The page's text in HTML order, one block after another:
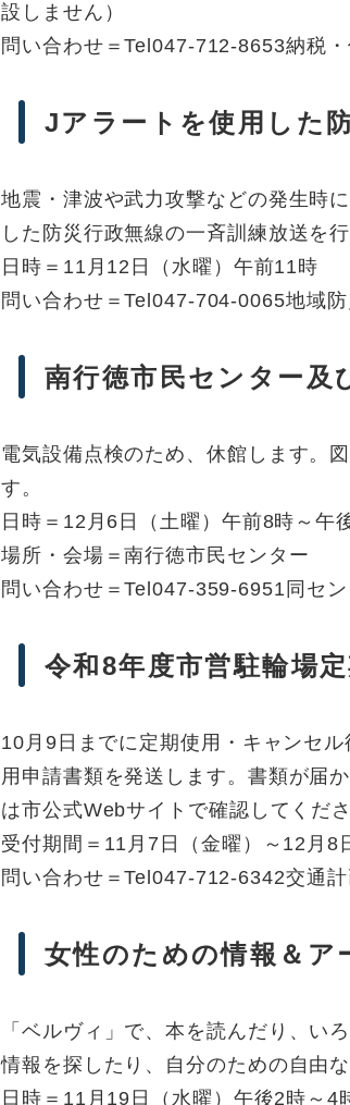
設しません）
問い合わせ＝Tel047-712-8653納税
Jアラートを使用した
地震・津波や武力攻撃などの発生時
した防災行政無線の一斉訓練放送を行
日時＝11月12日（水曜）午前11時
問い合わせ＝Tel047-704-0065地域防
南行徳市民センター及
電気設備点検のため、休館します。
す。
日時＝12月6日（土曜）午前8時～午
場所・会場＝南行徳市民センター
問い合わせ＝Tel047-359-6951同セン
令和8年度市営駐輪場
10月9日までに定期使用・キャンセ
用申請書類を発送します。書類が届
は市公式Webサイトで確認してくださ
受付期間＝11月7日（金曜）～12月8
問い合わせ＝Tel047-712-6342交通計
女性のための情報＆ア
「ベルヴィ」で、本を読んだり、い
情報を探したり、自分のための自由
日時＝11月19日（水曜）午後2時～4